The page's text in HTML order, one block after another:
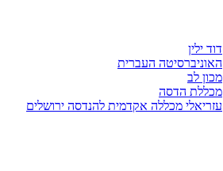
דוד ילין
האוניברסיטה העברית
מכון לב
מכללת הדסה
עזריאלי מכללה אקדמית להנדסה ירושלים